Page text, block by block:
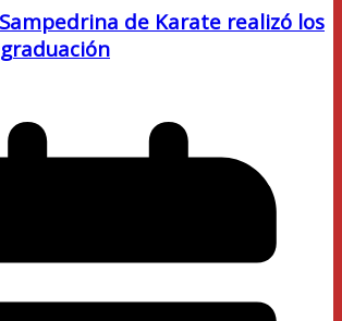
de Karate realizó los